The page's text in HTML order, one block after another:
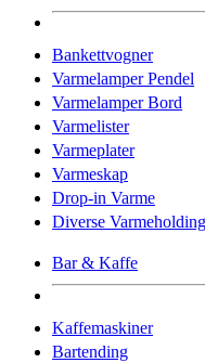
Bankettvogner
Varmelamper Pendel
Varmelamper Bord
Varmelister
Varmeplater
Varmeskap
Drop-in Varme
Diverse Varmeholding
Bar & Kaffe
Kaffemaskiner
Bartending